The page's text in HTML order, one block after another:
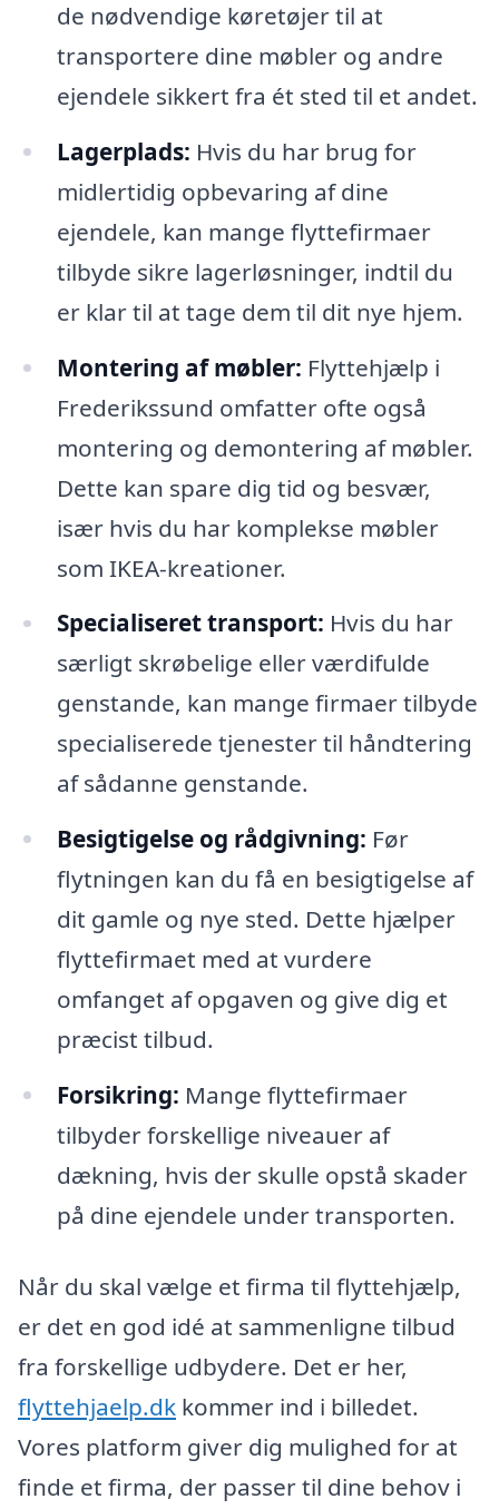
de nødvendige køretøjer til at
transportere dine møbler og andre
ejendele sikkert fra ét sted til et andet.
Lagerplads: Hvis du har brug for
midlertidig opbevaring af dine
ejendele, kan mange flyttefirmaer
tilbyde sikre lagerløsninger, indtil du
er klar til at tage dem til dit nye hjem.
Montering af møbler: Flyttehjælp i
Frederikssund omfatter ofte også
montering og demontering af møbler.
Dette kan spare dig tid og besvær,
især hvis du har komplekse møbler
som IKEA-kreationer.
Specialiseret transport: Hvis du har
særligt skrøbelige eller værdifulde
genstande, kan mange firmaer tilbyde
specialiserede tjenester til håndtering
af sådanne genstande.
Besigtigelse og rådgivning: Før
flytningen kan du få en besigtigelse af
dit gamle og nye sted. Dette hjælper
flyttefirmaet med at vurdere
omfanget af opgaven og give dig et
præcist tilbud.
Forsikring: Mange flyttefirmaer
tilbyder forskellige niveauer af
dækning, hvis der skulle opstå skader
på dine ejendele under transporten.
Når du skal vælge et firma til flyttehjælp,
er det en god idé at sammenligne tilbud
fra forskellige udbydere. Det er her,
flyttehjaelp.dk kommer ind i billedet.
Vores platform giver dig mulighed for at
finde et firma, der passer til dine behov i